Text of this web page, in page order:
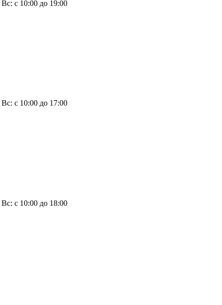
с 10:00 до 19:00
с 10:00 до 17:00
с 10:00 до 18:00